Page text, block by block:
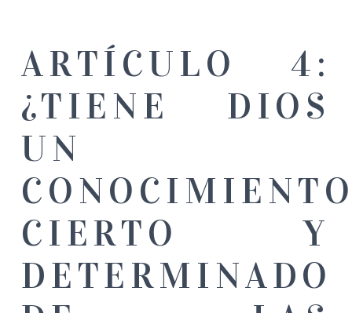
ARTÍCULO 4:
¿TIENE DIOS
UN
CIERTO Y
DETERMINADO